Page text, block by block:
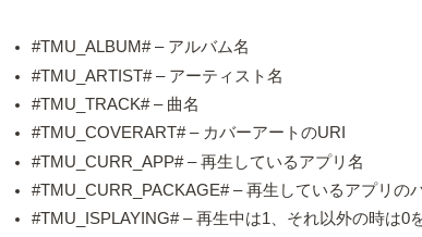
#TMU_ALBUM# – アルバム名
#TMU_ARTIST# – アーティスト名
#TMU_TRACK# – 曲名
#TMU_COVERART# – カバーアートのURI
#TMU_CURR_APP# – 再生しているアプリ名
#TMU_CURR_PACKAGE# – 再生しているアプリの
#TMU_ISPLAYING# – 再生中は1、それ以外の時は0